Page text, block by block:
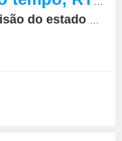
RTP1, 19-09-2023, IPMA.